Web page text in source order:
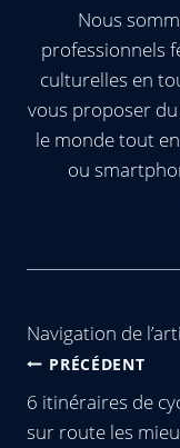
Nous
professionnels
culturelles en
vous proposer
le monde tout
ou
Navigation de
PRÉCÉDENT
6 itinéraires de
sur route les